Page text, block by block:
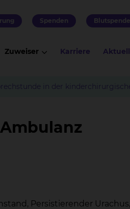
Spenden Blutspende
Zuweiser Karriere
in der
Persistierender